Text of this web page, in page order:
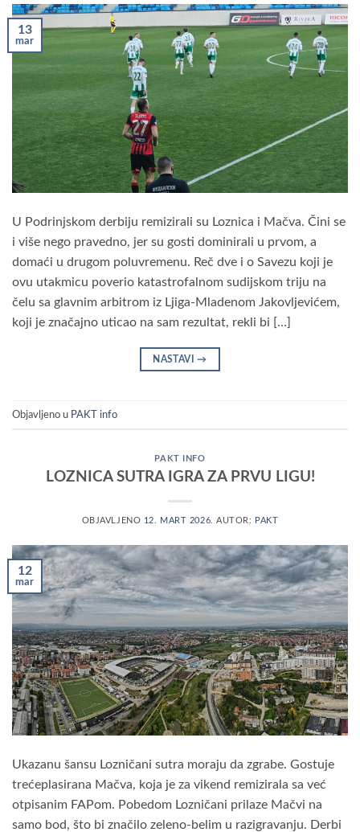
13
mar
U Podrinjskom derbiju remizirali su Loznica i Mačva. Čini se
i više nego pravedno, jer su gosti dominirali u prvom, a
domaći u drugom poluvremenu. Reč dve i o Savezu koji je
ovu utakmicu poverio katastrofalnom sudijskom triju na
čelu sa glavnim arbitrom iz Ljiga-Mladenom Jakovljevićem,
koji je značajno uticao na sam rezultat, rekli bi […]
NASTAVI→
Objavljeno u PAKT info
PAKT INFO
LOZNICA SUTRA IGRA ZA PRVU LIGU!
OBJAVLJENO 12. MART 2026. AUTOR: PAKT
12
mar
Ukazanu šansu Lozničani sutra moraju da zgrabe. Gostuje
trećeplasirana Mačva, koja je za vikend remizirala sa već
otpisanim FAPom. Pobedom Lozničani prilaze Mačvi na
samo bod, što bi značilo zeleno-belim u razigravanju. Derbi